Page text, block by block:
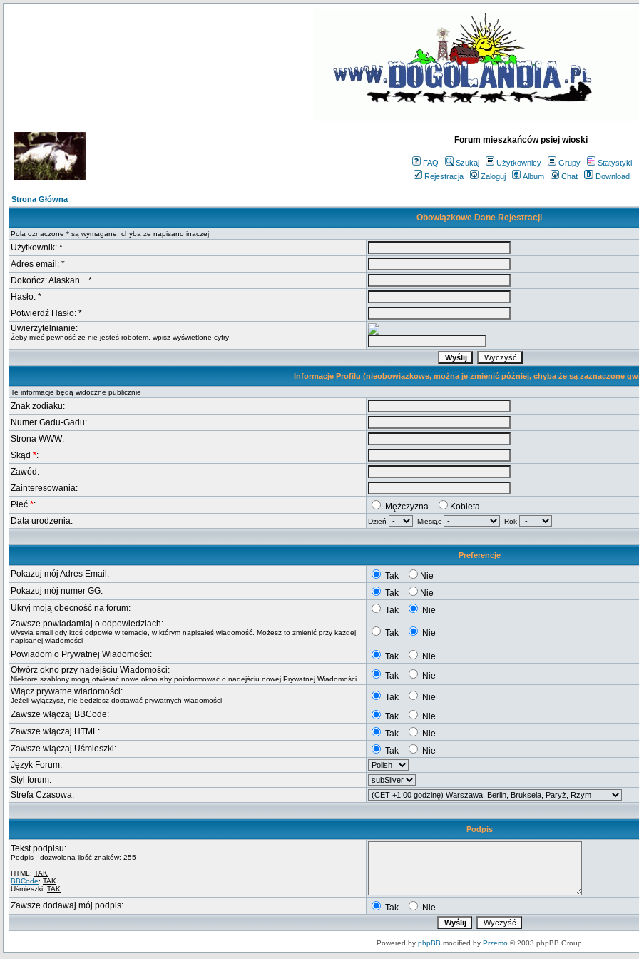
Forum mieszkańców psiej wioski
FAQ Szukaj Użytkownicy Grupy
Statystyki
Rejestracja
Zaloguj Album Chat Download
Strona Główna
Obowiązkowe Dane Rejestracji
Pola oznaczone * są wymagane, chyba że napisano inaczej
Użytkownik: *
Adres email: *
Dokończ: Alaskan ...*
Hasło: *
Potwierdź Hasło: *
Uwierzytelnianie:
Żeby mieć pewność że nie jesteś robotem, wpisz wyświetlone cyfry
Informacje Profilu (nieobowiązkowe, można je zmienić później, chyba że są zaznaczone
Te informacje będą widoczne publicznie
Znak zodiaku:
Numer Gadu-Gadu:
Strona WWW:
Skąd *:
Zawód:
Zainteresowania:
Płeć *: Mężczyzna
Kobieta
Data urodzenia:
Dzień Miesiąc Rok
Preferencje
Pokazuj mój Adres Email: Tak
Nie
Pokazuj mój numer GG:
Tak
Nie
Ukryj moją obecność na forum:
Tak
Nie
Zawsze powiadamiaj o odpowiedziach:
Wysyła email gdy ktoś odpowie w temacie, w którym napisałeś wiadomość. Możesz to zmienić przy każdej
napisanej wiadomości
Tak Nie
Powiadom o Prywatnej Wiadomości: Tak
Nie
Otwórz okno przy nadejściu Wiadomości:
Niektóre szablony mogą otwierać nowe okno aby poinformować o nadejściu nowej Prywatnej Wiadomości Tak
Nie
Włącz prywatne wiadomości:
Jeżeli wyłączysz, nie będziesz dostawać prywatnych wiadomości Tak
Nie
Zawsze włączaj BBCode:
Tak
Nie
Zawsze włączaj HTML:
Tak
Nie
Zawsze włączaj Uśmieszki:
Tak
Nie
Język Forum:
Styl forum:
Strefa Czasowa:
Podpis
Tekst podpisu:
Podpis - dozwolona ilość znaków: 255
HTML: TAK
BBCode: TAK
Uśmieszki: TAK
Zawsze dodawaj mój podpis: Tak Nie
Powered by phpBB modified by Przemo © 2003 phpBB Group